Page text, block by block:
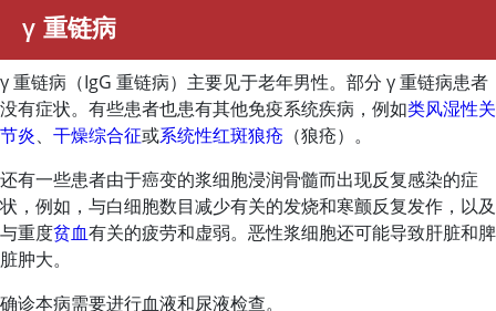
γ 重链病
γ 重链病（IgG 重链病）主要见于老年男性。部分 γ 重链病患者
没有症状。有些患者也患有其他免疫系统疾病，例如类风湿性关
节炎、 干燥综合征或系统性红斑狼疮 （狼疮）。
还有一些患者由于癌变的浆细胞浸润骨髓而出现反复感染的症
状，例如，与白细胞数目减少有关的发烧和寒颤反复发作，以及
与重度贫血有关的疲劳和虚弱。恶性浆细胞还可能导致肝脏和脾
脏肿大。
确诊本病需要进行血液和尿液检查。